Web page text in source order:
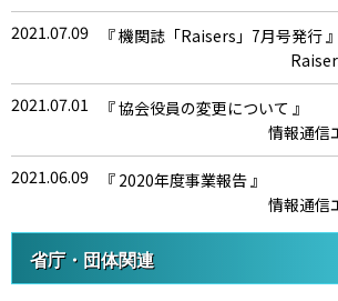
2021.07.09
『 機関誌「Raisers」7月号発行 』
2021.07.01
『 協会役員の変更について 』
情報通信
2021.06.09
『 2020年度事業報告 』
情報通信
2021.06.09 『 2021年度事業計画 』
省庁・団体関連